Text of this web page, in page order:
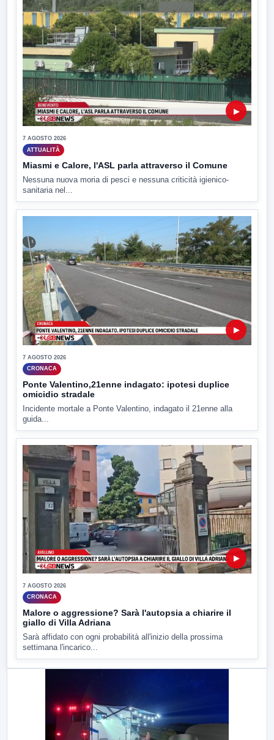
▶
7 AGOSTO 2026
ATTUALITÀ
Miasmi e Calore, l'ASL parla attraverso il Comune
Nessuna nuova moria di pesci e nessuna criticità igienico-
sanitaria nel...
▶
7 AGOSTO 2026
CRONACA
Ponte Valentino,21enne indagato: ipotesi duplice
omicidio stradale
Incidente mortale a Ponte Valentino, indagato il 21enne alla
guida...
▶
7 AGOSTO 2026
CRONACA
Malore o aggressione? Sarà l'autopsia a chiarire il
giallo di Villa Adriana
Sarà affidato con ogni probabilità all'inizio della prossima
settimana l'incarico...